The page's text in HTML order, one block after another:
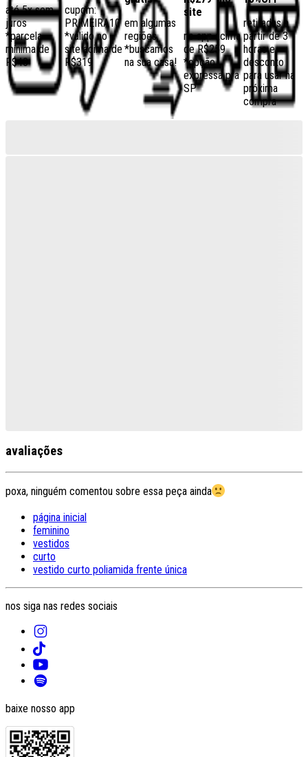
até 5x sem
juros
*parcela
mínima de
R$40
cupom:
PRIMEIRA10
*válido no
site acima de
R$319
em algumas
regiões,
*buscamos
na sua casa!
site
no app acima
de R$259
*opção
expressa pra
SP
retiradas a
partir de 3
horas e
desconto
para usar na
próxima
compra
avaliações
poxa, ninguém comentou sobre essa peça ainda
página inicial
feminino
vestidos
curto
vestido curto poliamida frente única
nos siga nas redes sociais
baixe nosso app